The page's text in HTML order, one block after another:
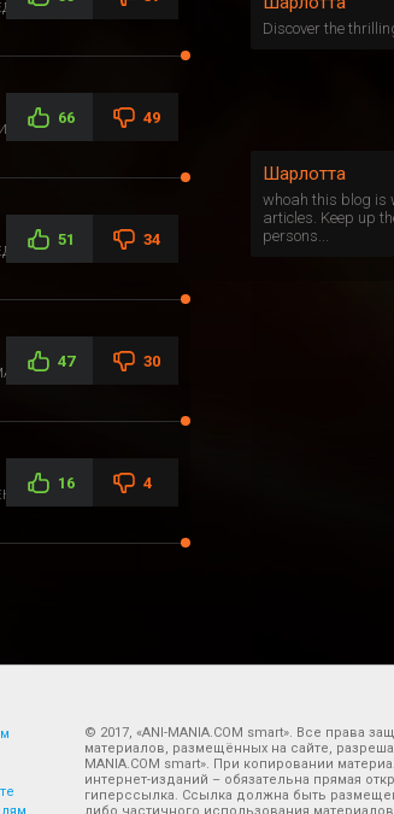
/ ПРИКЛЮЧЕНИЯ /
66 49
/ ЭТТИ / ФЭНТЕЗИ
51 34
/ ФЭНТЕЗИ
47 30
16 4
Discover the
Шарлотта
whoah this blog is
articles. Keep up
persons...
© 2017, «ANI-MANIA.COM smart». Все права
материалов, размещённых на сайте,
MANIA.COM smart». При копировании
интернет-изданий – обязательна прямая
гиперссылка. Ссылка должна быть